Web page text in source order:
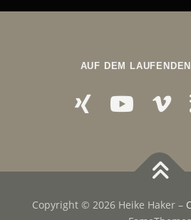
AUF DEM
Copyright © 2026 Heike Haker –